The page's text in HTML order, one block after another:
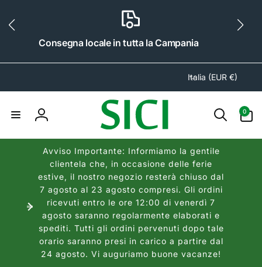
contenuti
Consegna locale in tutta la Campania
A
e
a
g
e
o
g
Italia (EUR €)
Accedi
0
articoli
Avviso Importante: Informiamo la gentile
clientela che, in occasione delle ferie
estive, il nostro negozio resterà chiuso dal
7 agosto al 23 agosto compresi. Gli ordini
ricevuti entro le ore 12:00 di venerdì 7
agosto saranno regolarmente elaborati e
spediti. Tutti gli ordini pervenuti dopo tale
orario saranno presi in carico a partire dal
24 agosto. Vi auguriamo buone vacanze!